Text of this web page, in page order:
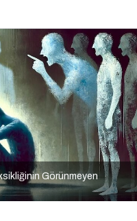
Görünmeyen